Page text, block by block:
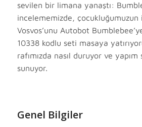
sevilen bir limana yanaştı:
incelememizde, çocukluğumuzun
Vosvos’unu Autobot
10338 kodlu seti masaya
rafımızda nasıl duruyor ve
sunuyor.
Genel Bilgiler